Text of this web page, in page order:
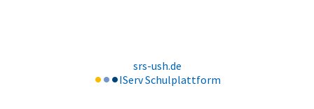
srs-ush.de
IServ Schulplattform